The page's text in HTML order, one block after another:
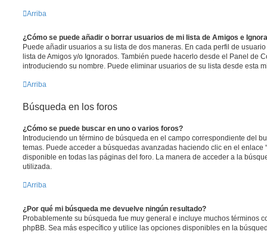
Arriba
¿Cómo se puede añadir o borrar usuarios de mi lista de Amigos e
Puede añadir usuarios a su lista de dos maneras. En cada perfil de
lista de Amigos y/o Ignorados. También puede hacerlo desde el Panel de
introduciendo su nombre. Puede eliminar usuarios de su lista desde esta
Arriba
Búsqueda en los foros
¿Cómo se puede buscar en uno o varios foros?
Introduciendo un término de búsqueda en el campo correspondiente del
temas. Puede acceder a búsquedas avanzadas haciendo clic en el enlace
disponible en todas las páginas del foro. La manera de acceder a la
utilizada.
Arriba
¿Por qué mi búsqueda me devuelve ningún resultado?
Probablemente su búsqueda fue muy general e incluye muchos términos
phpBB. Sea más específico y utilice las opciones disponibles en la